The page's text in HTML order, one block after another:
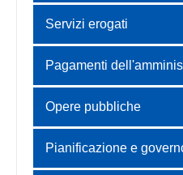
Servizi erogati
Pagamenti
Opere pubbliche
Pianificazione e